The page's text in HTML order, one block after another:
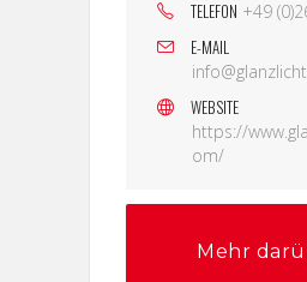
TELEFON +49
E-MAIL
WEBSITE
https://
om/
Mehr